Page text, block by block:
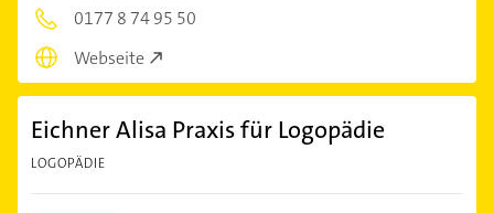
0177 8 74 95 50
Webseite
Eichner Alisa Praxis für Logopädie
LOGOPÄDIE